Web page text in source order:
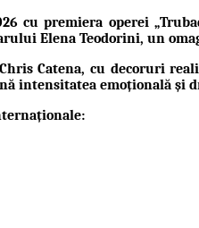
cu premiera operei
Elena Teodorini, un
Chris Catena, cu decoruri
intensitatea emoțională